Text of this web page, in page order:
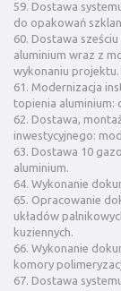
59. Dostawa
do opakowań
60. Dostawa
aluminium wraz z
wykonaniu projektu.
61. Modernizacja
topienia aluminium:
62. Dostawa,
inwestycyjnego:
63. Dostawa 10
aluminium.
64. Wykonanie
65. Opracowanie
układów
kuziennych.
66. Wykonanie
komory
67. Dostawa